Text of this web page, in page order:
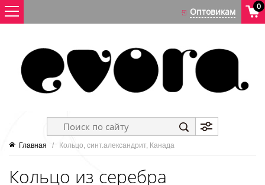
0
Главная /   Кольцо, синт.александрит, Канада
Кольцо из серебра